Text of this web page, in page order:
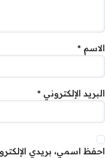
الاسم *
البريد الإلكتروني *
احفظ اسمي، بريدي